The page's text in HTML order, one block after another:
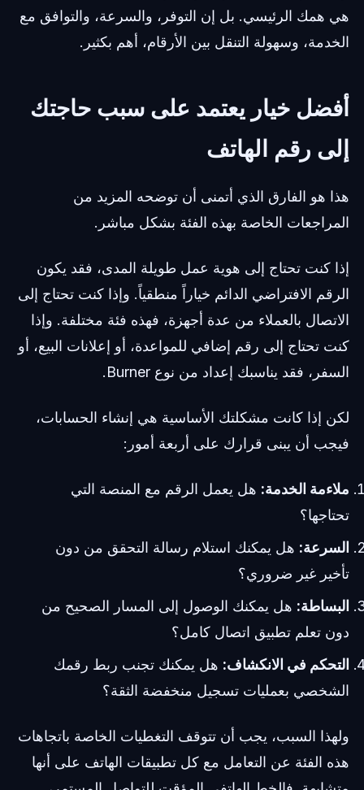
هي همك الرئيسي. بل إن التوفر، والسرعة، والتوافق مع
الخدمة، وسهولة التنقل بين الأرقام، أهم بكثير.
أفضل خيار يعتمد على سبب حاجتك
إلى رقم الهاتف
هذا هو الفارق الذي أتمنى أن توضحه المزيد من
المراجعات الخاصة بهذه الفئة بشكل مباشر.
إذا كنت تحتاج إلى هوية عمل طويلة المدى، فقد يكون
الرقم الافتراضي الدائم خياراً منطقياً. وإذا كنت تحتاج إلى
الاتصال بالعملاء من عدة أجهزة، فهذه فئة مختلفة. وإذا
كنت تحتاج إلى رقم إضافي للمواعدة، أو إعلانات البيع، أو
السفر، فقد يناسبك إعداد من نوع Burner.
لكن إذا كانت مشكلتك الأساسية هي إنشاء الحسابات،
فيجب أن يبنى قرارك على أربعة أمور:
ملاءمة الخدمة: هل يعمل الرقم مع المنصة التي
تحتاجها؟
السرعة: هل يمكنك استلام رسالة التحقق من دون
تأخير غير ضروري؟
البساطة: هل يمكنك الوصول إلى المسار الصحيح من
دون تعلم تطبيق اتصال كامل؟
التحكم في الانكشاف: هل يمكنك تجنب ربط رقمك
الشخصي بعمليات تسجيل منخفضة الثقة؟
ولهذا السبب، يجب أن تتوقف التغطيات الخاصة باتجاهات
هذه الفئة عن التعامل مع كل تطبيقات الهاتف على أنها